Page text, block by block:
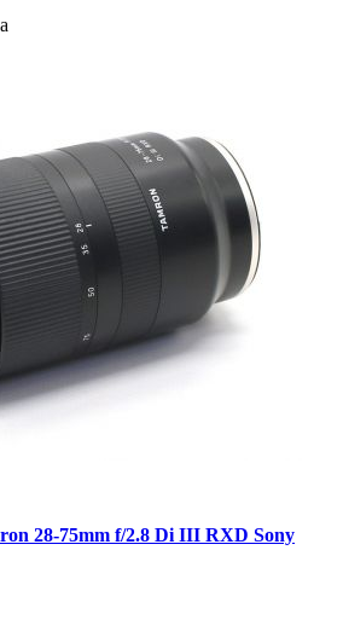
28-75mm f/2.8 Di III RXD Sony